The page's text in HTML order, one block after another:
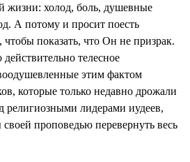
жизни: холод, боль, душевные
А потому и просит поесть
чтобы показать, что Он не призрак.
телесное
этим фактом
которые только недавно дрожали
религиозными лидерами иудеев,
проповедью перевернуть весь